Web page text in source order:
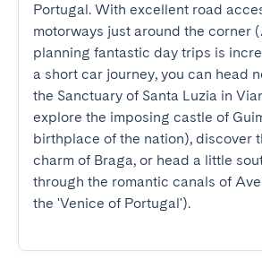
Portugal. With excellent road
motorways just around the corner
planning fantastic day trips is
a short car journey, you can head
the Sanctuary of Santa Luzia in
explore the imposing castle of
birthplace of the nation), discover
charm of Braga, or head a little
through the romantic canals of
the 'Venice of Portugal').